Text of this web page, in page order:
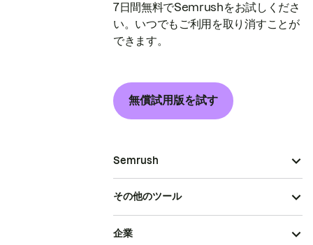
7日間無料でSemrushをお試しくださ
い。いつでもご利用を取り消すことが
できます。
無償試用版を試す
Semrush
その他のツール
企業